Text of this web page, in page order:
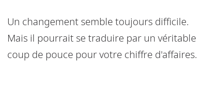
Un changement semble toujours difficile.
Mais il pourrait se traduire par un véritable
coup de pouce pour votre chiffre d'affaires.